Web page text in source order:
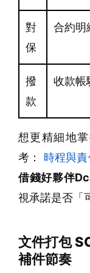
對
保
合約明
撥
款
收款帳
想更精細地
考：
時程與
借錢好夥伴
視承諾是否「
文件打包
補件節奏